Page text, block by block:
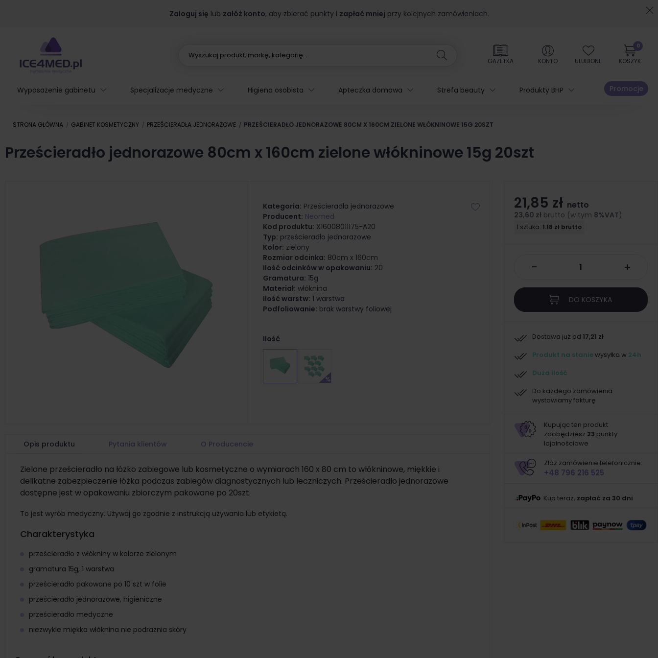
Zaloguj się lub załóż konto, aby zbierać punkty i zapłać mniej przy kolejnych zamówieniach.
GAZETKA KONTO ULUBIONE KOSZYK
0
Wyposażenie gabinetu Specjalizacje medyczne Higiena osobista Apteczka domowa Strefa beauty Produkty BHP Promocje
STRONA GŁÓWNA GABINET KOSMETYCZNY PRZEŚCIERADŁA JEDNORAZOWE PRZEŚCIERADŁO JEDNORAZOWE 80CM X 160CM ZIELONE WŁÓKNINOWE 15G 20SZT
Prześcieradło jednorazowe 80cm x 160cm zielone włókninowe 15g 20szt
Kategoria: Prześcieradła jednorazowe
Producent: Neomed
Kod produktu: X16008011175-A20
Typ: prześcieradło jednorazowe
Kolor: zielony
Rozmiar odcinka: 80cm x 160cm
Ilość odcinków w opakowaniu: 20
Gramatura: 15g
Materiał: włóknina
Ilość warstw: 1 warstwa
Podfoliowanie: brak warstwy foliowej
Ilość
21,85 zł netto
23,60 złbrutto (w tym 8%VAT)
1 sztuka: 1.18 zł brutto
- +
DO KOSZYKA
Dostawa już od 17,21 zł
Produkt na staniewysyłka w 24h
Duża ilość
Do każdego zamówienia
wystawiamy fakturę
Kupując ten produkt
zdobędziesz 23 punkty
lojalnościowe
Złóż zamówienie telefonicznie:
+48 796 216 525
Kup teraz, zapłać za 30 dni
Opis produktu Pytania klientów O Producencie
Zielone prześcieradło na łóżko zabiegowe lub kosmetyczne o wymiarach 160 x 80 cm to włókninowe, miękkie i
delikatne zabezpieczenie łóżka podczas zabiegów diagnostycznych lub leczniczych. Prześcieradło jednorazowe
dostępne jest w opakowaniu zbiorczym pakowane po 20szt.
To jest wyrób medyczny. Używaj go zgodnie z instrukcją używania lub etykietą.
Charakterystyka
prześcieradło z włókniny w kolorze zielonym
gramatura 15g, 1 warstwa
prześcieradło pakowane po 10 szt w folie
prześcieradło jednorazowe, higieniczne
prześcieradło medyczne
niezwykle miękka włóknina nie podrażnia skóry